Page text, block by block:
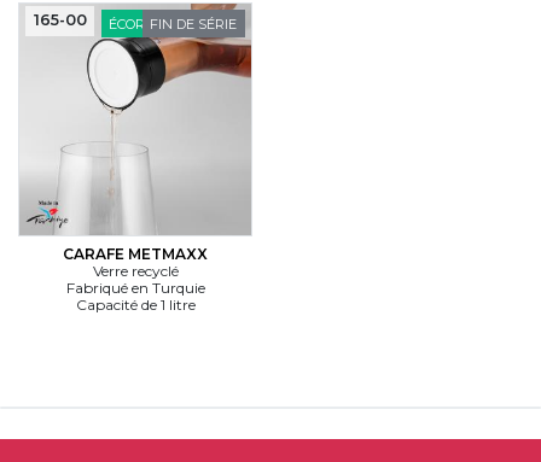
ÉCORESPONSABLE
FIN DE SÉRIE
CARAFE METMAXX
Verre recyclé
Fabriqué en Turquie
Capacité de 1 litre
165-00